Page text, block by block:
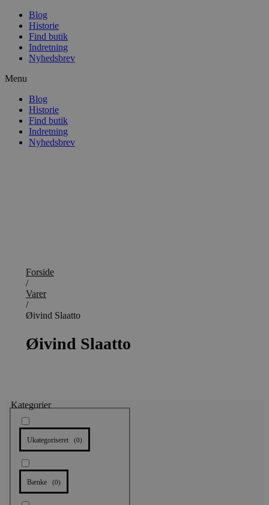
Blog
Historie
Find butik
Indretning
Nyhedsbrev
Menu
Blog
Historie
Find butik
Indretning
Nyhedsbrev
Forside
/
Varer
/
Øivind Slaatto
Øivind Slaatto
Kategorier
Ukategoriseret (0)
Bænke (0)